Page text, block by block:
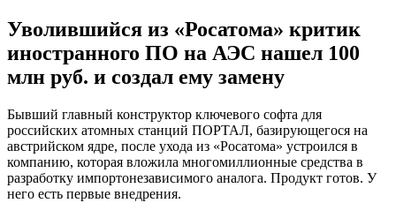
Уволившийся из «Росатома» критик
иностранного ПО на АЭС нашел 100
млн руб. и создал ему замену
Бывший главный конструктор ключевого софта для
российских атомных станций ПОРТАЛ, базирующегося на
австрийском ядре, после ухода из «Росатома» устроился в
компанию, которая вложила многомиллионные средства в
разработку импортонезависимого аналога. Продукт готов. У
него есть первые внедрения.